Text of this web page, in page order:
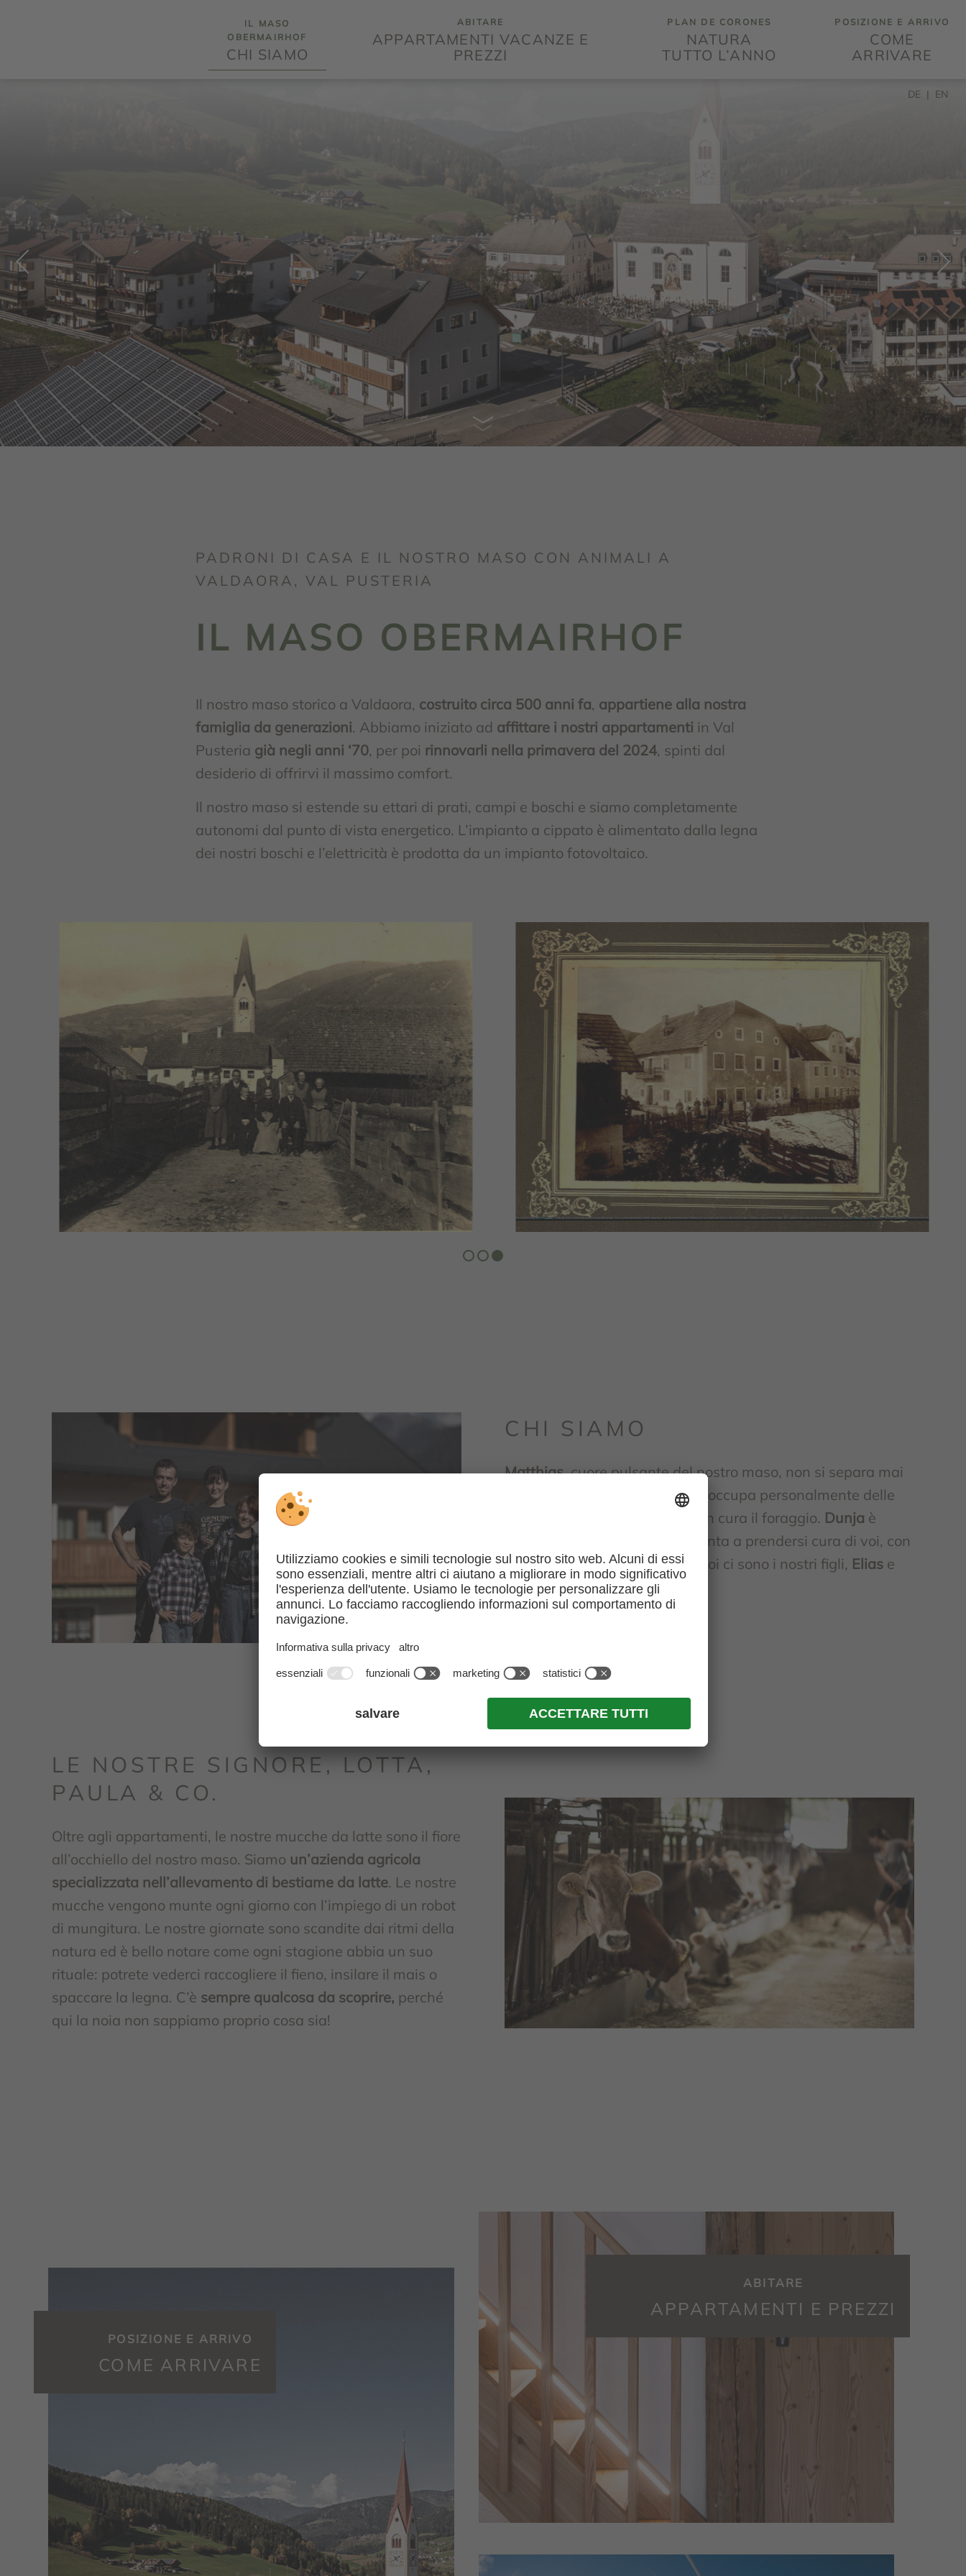
DE EN
IL MASO
OBERMAIRHOF
CHI SIAMO
ABITARE
APPARTAMENTI VACANZE E
PREZZI
PLAN DE CORONES
NATURA
TUTTO L’ANNO
POSIZIONE E ARRIVO
COME
ARRIVARE
NEXT
PADRONI DI CASA E IL NOSTRO MASO CON ANIMALI A
VALDAORA, VAL PUSTERIA
IL MASO OBERMAIRHOF
Il nostro maso storico a Valdaora, costruito circa 500 anni fa, appartiene alla nostra
famiglia da generazioni. Abbiamo iniziato ad affittare i nostri appartamenti in Val
Pusteria già negli anni ‘70, per poi rinnovarli nella primavera del 2024, spinti dal
desiderio di offrirvi il massimo comfort.
Il nostro maso si estende su ettari di prati, campi e boschi e siamo completamente
autonomi dal punto di vista energetico. L’impianto a cippato è alimentato dalla legna
dei nostri boschi e l’elettricità è prodotta da un impianto fotovoltaico.
CHI SIAMO
Matthias, cuore pulsante del nostro maso, non si separa mai
dal suo trattore! Ogni giorno si occupa personalmente delle
nostre mucche, preparando con cura il foraggio. Dunja è
l’anima della casa, sempre pronta a prendersi cura di voi, con
il suo calore e il suo sorriso! E poi ci sono i nostri figli, Elias e
Benjamin!
LE NOSTRE SIGNORE, LOTTA,
PAULA & CO.
Oltre agli appartamenti, le nostre mucche da latte sono il fiore
all’occhiello del nostro maso. Siamo un’azienda agricola
specializzata nell’allevamento di bestiame da latte. Le nostre
mucche vengono munte ogni giorno con l’impiego di un robot
di mungitura. Le nostre giornate sono scandite dai ritmi della
natura ed è bello notare come ogni stagione abbia un suo
rituale: potrete vederci raccogliere il fieno, insilare il mais o
spaccare la legna. C’è sempre qualcosa da scoprire, perché
qui la noia non sappiamo proprio cosa sia!
POSIZIONE E ARRIVO
COME ARRIVARE
ABITARE
APPARTAMENTI E PREZZI